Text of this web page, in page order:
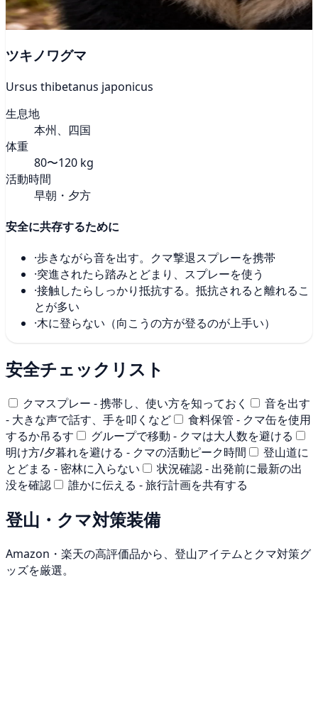
ツキノワグマ
Ursus thibetanus japonicus
生息地
本州、四国
体重
80〜120 kg
活動時間
早朝・夕方
安全に共存するために
·歩きながら音を出す。クマ撃退スプレーを携帯
·突進されたら踏みとどまり、スプレーを使う
·接触したらしっかり抵抗する。抵抗されると離れるこ
とが多い
·木に登らない（向こうの方が登るのが上手い）
安全チェックリスト
クマスプレー - 携帯し、使い方を知っておく
音を出す
- 大きな声で話す、手を叩くなど
食料保管 - クマ缶を使用
するか吊るす
グループで移動 - クマは大人数を避ける
明け方/夕暮れを避ける - クマの活動ピーク時間
登山道に
とどまる - 密林に入らない
状況確認 - 出発前に最新の出
没を確認
誰かに伝える - 旅行計画を共有する
登山・クマ対策装備
Amazon・楽天の高評価品から、登山アイテムとクマ対策グ
ッズを厳選。